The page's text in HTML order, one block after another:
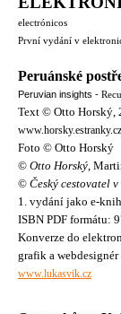
electrónicos
První vydání v
Peruánské
Peruvian insights -
Text © Otto Horský,
www.horsky.estranky.cz
Foto © Otto Horský
© Otto Horský,
© Český cestovatel v
1. vydání jako e-
ISBN PDF formátu:
Konverze do
grafik a
www.lukasvik.cz